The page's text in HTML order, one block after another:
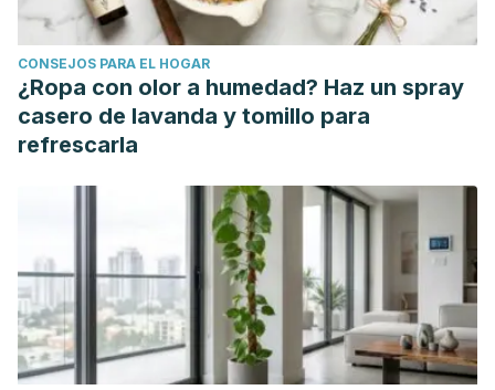
Silverberg, C., y Smith, F. (2019).
Sexo es una palabra
divertida.Bellaterra.
De la Cruz, C. (2018).Sexualidades diversas, sexualidades
como todas.
Editorial Fundamentos.
López, E. (2019).
Guía práctica del erotismo infinito.
Eso no es sexo
. Planeta.
Milano, L. (2019). “Porno es educación sexual, lo queramos
o no”. Entrevista a Erika Lust.Imagofagia: revista de la
Asociación Argentina de Estudios de Cine y Audiovisual
(19), 386-394.
http://asaeca.org/imagofagia/index.php/imagofagia/article/
Molina, C. y Antiquino, L. (2017).Sexo sentido, sexo vivido.
CONSEJOS PARA EL HOGAR
¿Ropa con olor a humedad? Haz un spray
casero de lavanda y tomillo para
refrescarla